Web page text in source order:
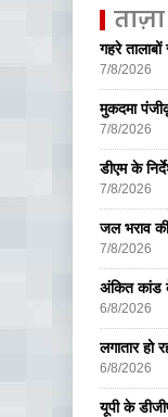
गहरे
7/8/2026
मुकदमा
7/8/2026
डीएम के
7/8/2026
जल भराव की
7/8/2026
अंकित कांड
6/8/2026
लगातार हो
6/8/2026
यूपी के